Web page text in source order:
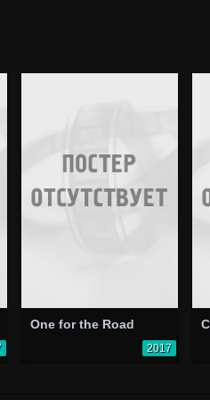
One for the Road
2017